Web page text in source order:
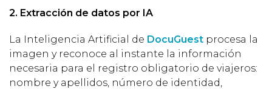
2. Extracción de datos por IA
La Inteligencia Artificial de DocuGuest procesa la
imagen y reconoce al instante la información
necesaria para el registro obligatorio de viajeros:
nombre y apellidos, número de identidad,